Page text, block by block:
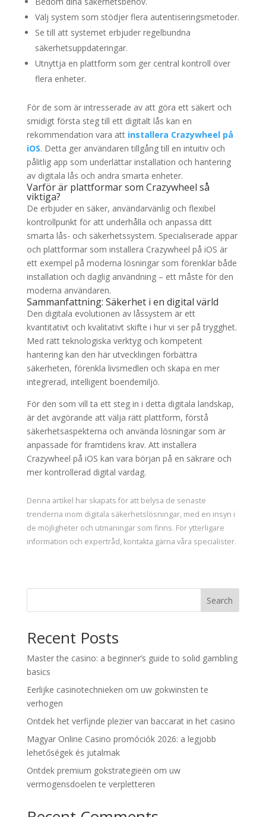
Välj system som stödjer flera autentiseringsmetoder.
Se till att systemet erbjuder regelbundna
säkerhetsuppdateringar.
Utnyttja en plattform som ger central kontroll över
flera enheter.
För de som är intresserade av att göra ett säkert och
smidigt första steg till ett digitalt lås kan en
rekommendation vara att installera Crazywheel på
iOS. Detta ger användaren tillgång till en intuitiv och
pålitlig app som underlättar installation och hantering
av digitala lås och andra smarta enheter.
Varför är plattformar som Crazywheel så
viktiga?
De erbjuder en säker, användarvänlig och flexibel
kontrollpunkt för att underhålla och anpassa ditt
smarta lås- och säkerhetssystem. Specialiserade appar
och plattformar som installera Crazywheel på iOS är
ett exempel på moderna lösningar som förenklar både
installation och daglig användning – ett måste för den
moderna användaren.
Sammanfattning: Säkerhet i en digital värld
Den digitala evolutionen av låssystem är ett
kvantitativt och kvalitativt skifte i hur vi ser på trygghet.
Med rätt teknologiska verktyg och kompetent
hantering kan den här utvecklingen förbättra
säkerheten, förenkla livsmedlen och skapa en mer
integrerad, intelligent boendemiljö.
För den som vill ta ett steg in i detta digitala landskap,
är det avgörande att välja rätt plattform, förstå
säkerhetsaspekterna och använda lösningar som är
anpassade för framtidens krav. Att installera
Crazywheel på iOS kan vara början på en säkrare och
mer kontrollerad digital vardag.
Denna artikel har skapats för att belysa de senaste
trenderna inom digitala säkerhetslösningar, med en insyn i
de möjligheter och utmaningar som finns. För ytterligare
information och expertråd, kontakta gärna våra specialister.
Search
Recent Posts
Master the casino: a beginner’s guide to solid gambling
basics
Eerlijke casinotechnieken om uw gokwinsten te
verhogen
Ontdek het verfijnde plezier van baccarat in het casino
Magyar Online Casino promóciók 2026: a legjobb
lehetőségek és jutalmak
Ontdek premium gokstrategieën om uw
vermogensdoelen te verpletteren